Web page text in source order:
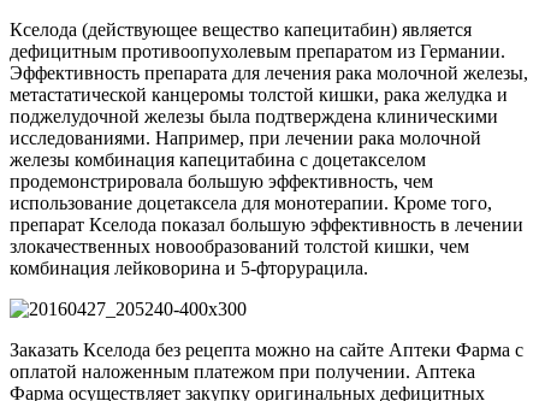
Кселода (действующее вещество капецитабин) является
дефицитным противоопухолевым препаратом из Германии.
Эффективность препарата для лечения рака молочной железы,
метастатической канцеромы толстой кишки, рака желудка и
поджелудочной железы была подтверждена клиническими
исследованиями. Например, при лечении рака молочной
железы комбинация капецитабина с доцетакселом
продемонстрировала большую эффективность, чем
использование доцетаксела для монотерапии. Кроме того,
препарат Кселода показал большую эффективность в лечении
злокачественных новообразований толстой кишки, чем
комбинация лейковорина и 5-фторурацила.
Заказать Кселода без рецепта можно на сайте Аптеки Фарма с
оплатой наложенным платежом при получении. Аптека
Фарма осуществляет закупку оригинальных дефицитных